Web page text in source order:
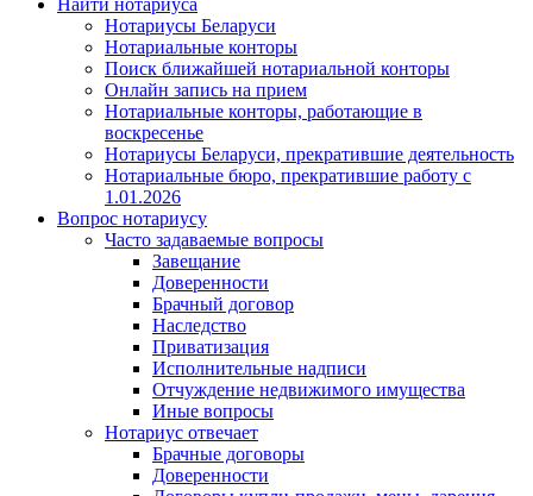
Нотариусы Беларуси
Нотариальные конторы
Поиск ближайшей нотариальной конторы
Онлайн запись на прием
Нотариальные конторы, работающие в
воскресенье
Нотариусы Беларуси, прекратившие деятельность
Нотариальные бюро, прекратившие работу с
1.01.2026
Вопрос нотариусу
Часто задаваемые вопросы
Завещание
Доверенности
Брачный договор
Наследство
Приватизация
Исполнительные надписи
Отчуждение недвижимого имущества
Иные вопросы
Нотариус отвечает
Брачные договоры
Доверенности